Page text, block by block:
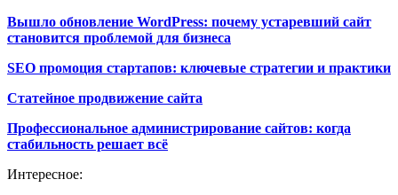
Вышло обновление WordPress: почему устаревший сайт
становится проблемой для бизнеса
SEO промоция стартапов: ключевые стратегии и практики
Статейное продвижение сайта
Профессиональное администрирование сайтов: когда
стабильность решает всё
Интересное: